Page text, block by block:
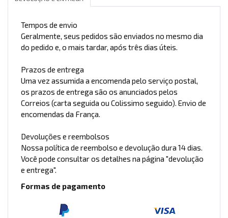
Tempos de envio
Geralmente, seus pedidos são enviados no mesmo dia
do pedido e, o mais tardar, após três dias úteis.
Prazos de entrega
Uma vez assumida a encomenda pelo serviço postal,
os prazos de entrega são os anunciados pelos
Correios (carta seguida ou Colissimo seguido). Envio de
encomendas da França.
Devoluções e reembolsos
Nossa política de reembolso e devolução dura 14 dias.
Você pode consultar os detalhes na página "devolução
e entrega".
Formas de pagamento